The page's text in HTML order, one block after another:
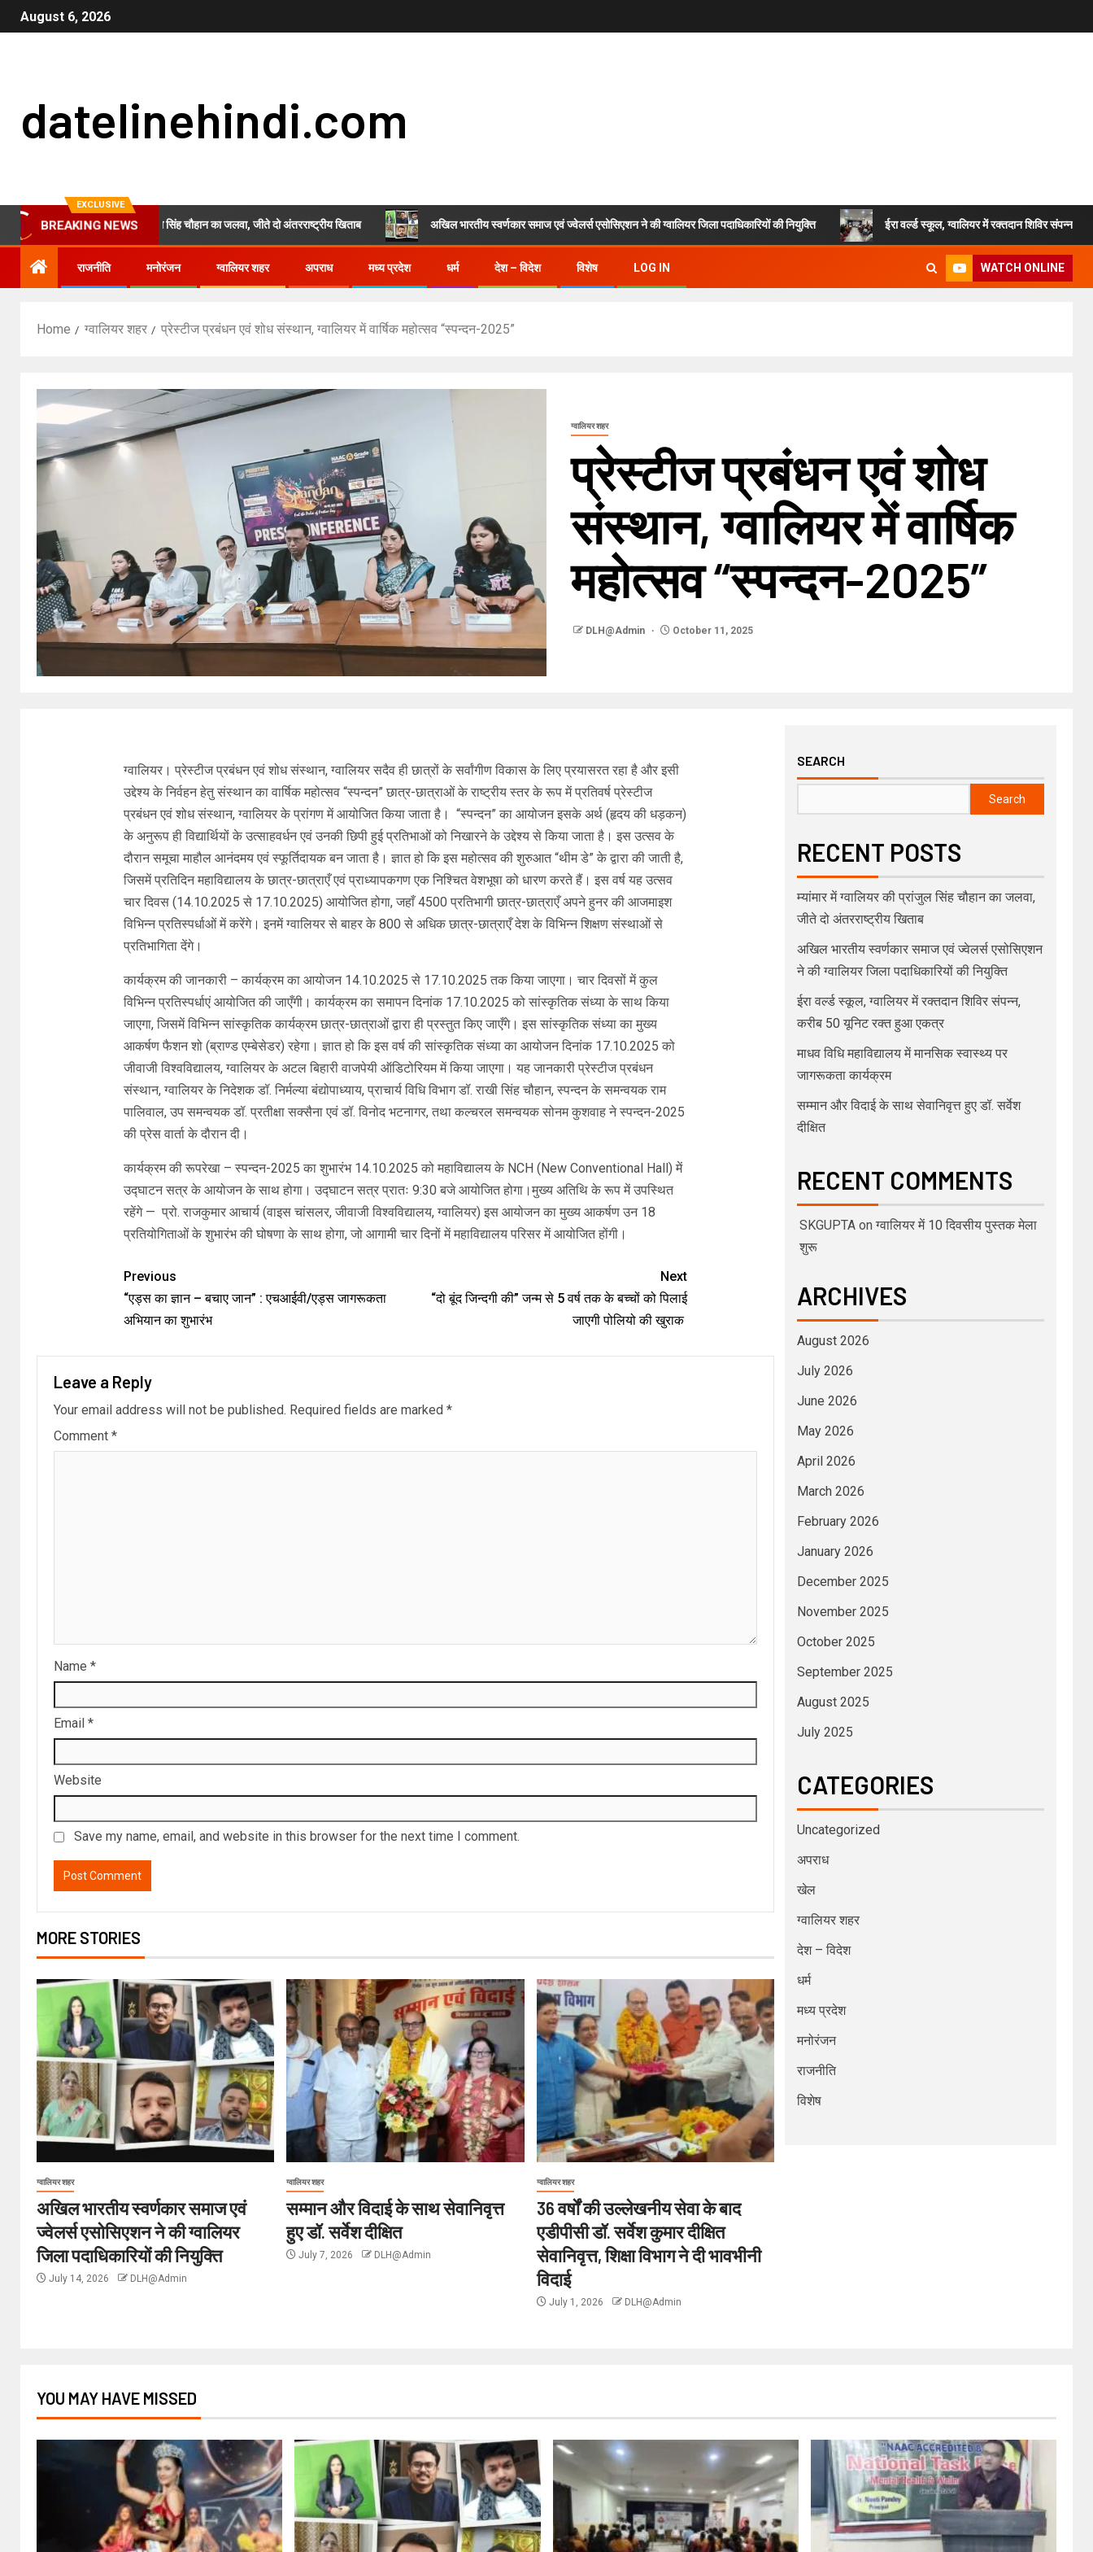
August 6, 2026
datelinehindi.com
EXCLUSIVE
BREAKING NEWS
म्यांमार में ग्वालियर की प्रांजुल सिंह चौहान का जलवा, जीते दो अंतरराष्ट्रीय खिताब अखिल भारतीय स्वर्णकार समाज एवं ज्वेलर्स एसोसिएशन ने की ग्वालियर जिला पदाधिकारियों की नियुक्ति ईरा वर्ल्ड स्कूल, ग्वालियर में रक्तदान शिविर संपन्न, करीब 50
राजनीति मनोरंजन ग्वालियर शहर अपराध मध्य प्रदेश धर्म देश – विदेश विशेष LOG IN WATCH ONLINE
Home ग्वालियर शहर प्रेस्टीज प्रबंधन एवं शोध संस्थान, ग्वालियर में वार्षिक महोत्सव “स्पन्दन-2025”
ग्वालियर शहर
प्रेस्टीज प्रबंधन एवं शोध
संस्थान, ग्वालियर में वार्षिक
महोत्सव “स्पन्दन-2025”
DLH@Admin October 11, 2025
ग्वालियर। प्रेस्टीज प्रबंधन एवं शोध संस्थान, ग्वालियर सदैव ही छात्रों के सर्वांगीण विकास के लिए प्रयासरत रहा है और इसी
उद्देश्य के निर्वहन हेतु संस्थान का वार्षिक महोत्सव “स्पन्दन” छात्र-छात्राओं के राष्ट्रीय स्तर के रूप में प्रतिवर्ष प्रेस्टीज
प्रबंधन एवं शोध संस्थान, ग्वालियर के प्रांगण में आयोजित किया जाता है। “स्पन्दन” का आयोजन इसके अर्थ (हृदय की धड़कन)
के अनुरूप ही विद्यार्थियों के उत्साहवर्धन एवं उनकी छिपी हुई प्रतिभाओं को निखारने के उद्देश्य से किया जाता है। इस उत्सव के
दौरान समूचा माहौल आनंदमय एवं स्फूर्तिदायक बन जाता है। ज्ञात हो कि इस महोत्सव की शुरुआत “थीम डे” के द्वारा की जाती है,
जिसमें प्रतिदिन महाविद्यालय के छात्र-छात्राएँ एवं प्राध्यापकगण एक निश्चित वेशभूषा को धारण करते हैं। इस वर्ष यह उत्सव
चार दिवस (14.10.2025 से 17.10.2025) आयोजित होगा, जहाँ 4500 प्रतिभागी छात्र-छात्राएँ अपने हुनर की आजमाइश
विभिन्न प्रतिस्पर्धाओं में करेंगे। इनमें ग्वालियर से बाहर के 800 से अधिक छात्र-छात्राएँ देश के विभिन्न शिक्षण संस्थाओं से
प्रतिभागिता देंगे।
कार्यक्रम की जानकारी – कार्यक्रम का आयोजन 14.10.2025 से 17.10.2025 तक किया जाएगा। चार दिवसों में कुल
विभिन्न प्रतिस्पर्धाएं आयोजित की जाएँगी। कार्यक्रम का समापन दिनांक 17.10.2025 को सांस्कृतिक संध्या के साथ किया
जाएगा, जिसमें विभिन्न सांस्कृतिक कार्यक्रम छात्र-छात्राओं द्वारा ही प्रस्तुत किए जाएँगे। इस सांस्कृतिक संध्या का मुख्य
आकर्षण फैशन शो (ब्राण्ड एम्बेसेडर) रहेगा। ज्ञात हो कि इस वर्ष की सांस्कृतिक संध्या का आयोजन दिनांक 17.10.2025 को
जीवाजी विश्वविद्यालय, ग्वालियर के अटल बिहारी वाजपेयी ऑडिटोरियम में किया जाएगा। यह जानकारी प्रेस्टीज प्रबंधन
संस्थान, ग्वालियर के निदेशक डॉ. निर्मल्या बंद्योपाध्याय, प्राचार्य विधि विभाग डॉ. राखी सिंह चौहान, स्पन्दन के समन्वयक राम
पालिवाल, उप समन्वयक डॉ. प्रतीक्षा सक्सैना एवं डॉ. विनोद भटनागर, तथा कल्चरल समन्वयक सोनम कुशवाह ने स्पन्दन-2025
की प्रेस वार्ता के दौरान दी।
कार्यक्रम की रूपरेखा – स्पन्दन-2025 का शुभारंभ 14.10.2025 को महाविद्यालय के NCH (New Conventional Hall) में
उद्घाटन सत्र के आयोजन के साथ होगा। उद्घाटन सत्र प्रातः 9:30 बजे आयोजित होगा।मुख्य अतिथि के रूप में उपस्थित
रहेंगे — प्रो. राजकुमार आचार्य (वाइस चांसलर, जीवाजी विश्वविद्यालय, ग्वालियर) इस आयोजन का मुख्य आकर्षण उन 18
प्रतियोगिताओं के शुभारंभ की घोषणा के साथ होगा, जो आगामी चार दिनों में महाविद्यालय परिसर में आयोजित होंगी।
Previous
“एड्स का ज्ञान – बचाए जान” : एचआईवी/एड्स जागरूकता
अभियान का शुभारंभ
Next
“दो बूंद जिन्दगी की” जन्म से 5 वर्ष तक के बच्चों को पिलाई
जाएगी पोलियो की खुराक
Leave a Reply
Your email address will not be published. Required fields are marked *
Comment *
Name *
Email *
Website
Save my name, email, and website in this browser for the next time I comment.
MORE STORIES
ग्वालियर शहर
अखिल भारतीय स्वर्णकार समाज एवं
ज्वेलर्स एसोसिएशन ने की ग्वालियर
जिला पदाधिकारियों की नियुक्ति
July 14, 2026 DLH@Admin
ग्वालियर शहर
सम्मान और विदाई के साथ सेवानिवृत्त
हुए डॉ. सर्वेश दीक्षित
July 7, 2026 DLH@Admin
ग्वालियर शहर
36 वर्षों की उल्लेखनीय सेवा के बाद
एडीपीसी डॉ. सर्वेश कुमार दीक्षित
सेवानिवृत्त, शिक्षा विभाग ने दी भावभीनी
विदाई
July 1, 2026 DLH@Admin
SEARCH
Search
RECENT POSTS
म्यांमार में ग्वालियर की प्रांजुल सिंह चौहान का जलवा,
जीते दो अंतरराष्ट्रीय खिताब
अखिल भारतीय स्वर्णकार समाज एवं ज्वेलर्स एसोसिएशन
ने की ग्वालियर जिला पदाधिकारियों की नियुक्ति
ईरा वर्ल्ड स्कूल, ग्वालियर में रक्तदान शिविर संपन्न,
करीब 50 यूनिट रक्त हुआ एकत्र
माधव विधि महाविद्यालय में मानसिक स्वास्थ्य पर
जागरूकता कार्यक्रम
सम्मान और विदाई के साथ सेवानिवृत्त हुए डॉ. सर्वेश
दीक्षित
RECENT COMMENTS
SKGUPTAon ग्वालियर में 10 दिवसीय पुस्तक मेला
शुरू
ARCHIVES
August 2026
July 2026
June 2026
May 2026
April 2026
March 2026
February 2026
January 2026
December 2025
November 2025
October 2025
September 2025
August 2025
July 2025
CATEGORIES
Uncategorized
अपराध
खेल
ग्वालियर शहर
देश – विदेश
धर्म
मध्य प्रदेश
मनोरंजन
राजनीति
विशेष
YOU MAY HAVE MISSED